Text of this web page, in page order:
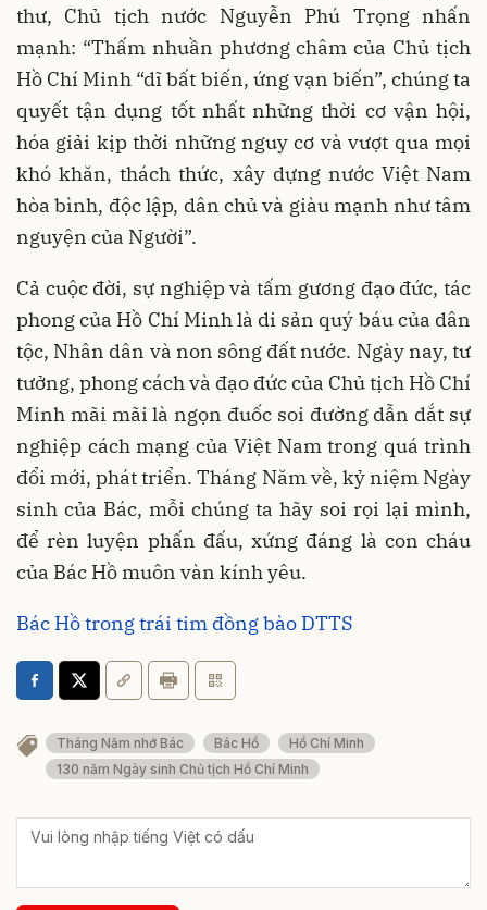
thư, Chủ tịch nước Nguyễn Phú Trọng nhấn
mạnh: “Thấm nhuần phương châm của Chủ tịch
Hồ Chí Minh “dĩ bất biến, ứng vạn biến”, chúng ta
quyết tận dụng tốt nhất những thời cơ vận hội,
hóa giải kịp thời những nguy cơ và vượt qua mọi
khó khăn, thách thức, xây dựng nước Việt Nam
hòa bình, độc lập, dân chủ và giàu mạnh như tâm
nguyện của Người”.
Cả cuộc đời, sự nghiệp và tấm gương đạo đức, tác
phong của Hồ Chí Minh là di sản quý báu của dân
tộc, Nhân dân và non sông đất nước. Ngày nay, tư
tưởng, phong cách và đạo đức của Chủ tịch Hồ Chí
Minh mãi mãi là ngọn đuốc soi đường dẫn dắt sự
nghiệp cách mạng của Việt Nam trong quá trình
đổi mới, phát triển. Tháng Năm về, kỷ niệm Ngày
sinh của Bác, mỗi chúng ta hãy soi rọi lại mình,
để rèn luyện phấn đấu, xứng đáng là con cháu
của Bác Hồ muôn vàn kính yêu.
Bác Hồ trong trái tim đồng bào DTTS
Tháng Năm nhớ Bác Bác Hồ
Hồ Chí Minh
130 năm Ngày sinh Chủ tịch Hồ Chí Minh